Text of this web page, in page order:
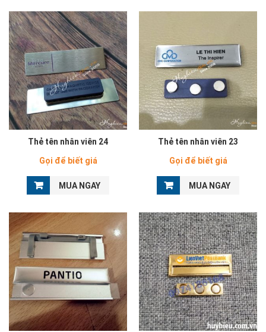
Thẻ tên nhân viên 24
Gọi để biết giá
MUA NGAY
Thẻ tên nhân viên 23
Gọi để biết giá
MUA NGAY